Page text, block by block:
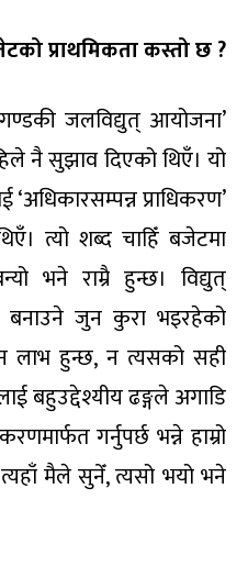
प्राथमिकता कस्तो छ ?
जलविद्युत् आयोजना’
नै सुझाव दिएको थिएँ। यो
प्राधिकरण’
त्यो शब्द चाहिँ बजेटमा
भने राम्रै हुन्छ। विद्युत्
बनाउने जुन कुरा भइरहेको
लाभ हुन्छ, न त्यसको सही
बहुउद्देश्यीय ढङ्गले अगाडि
गर्नुपर्छ भन्ने हाम्रो
त्यहाँ मैले सुनेँ, त्यसो भयो भने